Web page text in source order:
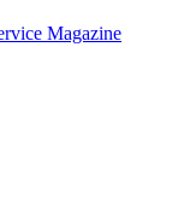
Magazine